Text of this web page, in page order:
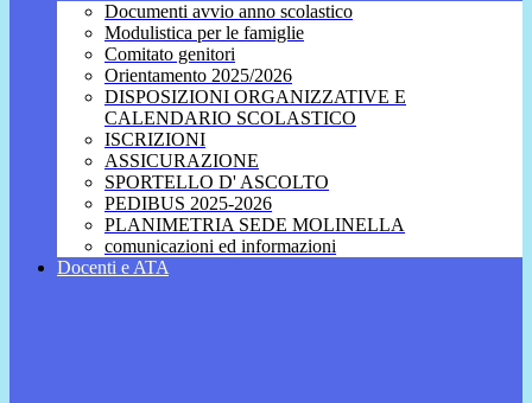
Documenti avvio anno scolastico
Modulistica per le famiglie
Comitato genitori
Orientamento 2025/2026
DISPOSIZIONI ORGANIZZATIVE E
CALENDARIO SCOLASTICO
ISCRIZIONI
ASSICURAZIONE
SPORTELLO D' ASCOLTO
PEDIBUS 2025-2026
PLANIMETRIA SEDE MOLINELLA
comunicazioni ed informazioni
Docenti e ATA